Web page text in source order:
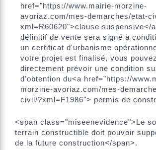
href="https://www.mairie-morzine-
avoriaz.com/mes-demarches/etat-
xml=R60620">clause suspensive</
définitif de vente sera signé à
un certificat d'urbanisme
votre projet est finalisé, vous pouvez
directement prévoir une condition
d'obtention du<a href="https://
morzine-avoriaz.com/mes-
civil/?xml=F1986"> permis de
<span class="miseenevidence">Le
terrain constructible doit pouvoir
de la future construction</span>.